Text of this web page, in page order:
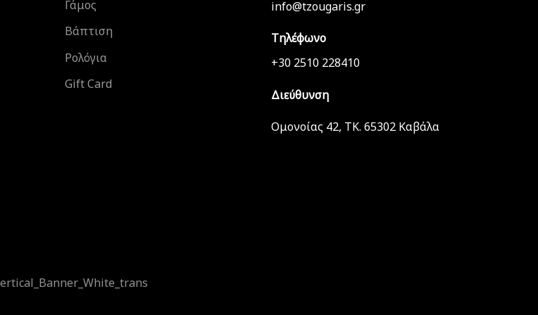
Γάμος
Βάπτιση
Ρολόγια
Gift Card
info@tzougaris.gr
Τηλέφωνο
+30 2510 228410
Διεύθυνση
Ομονοίας 42, ΤΚ. 65302 Καβάλα